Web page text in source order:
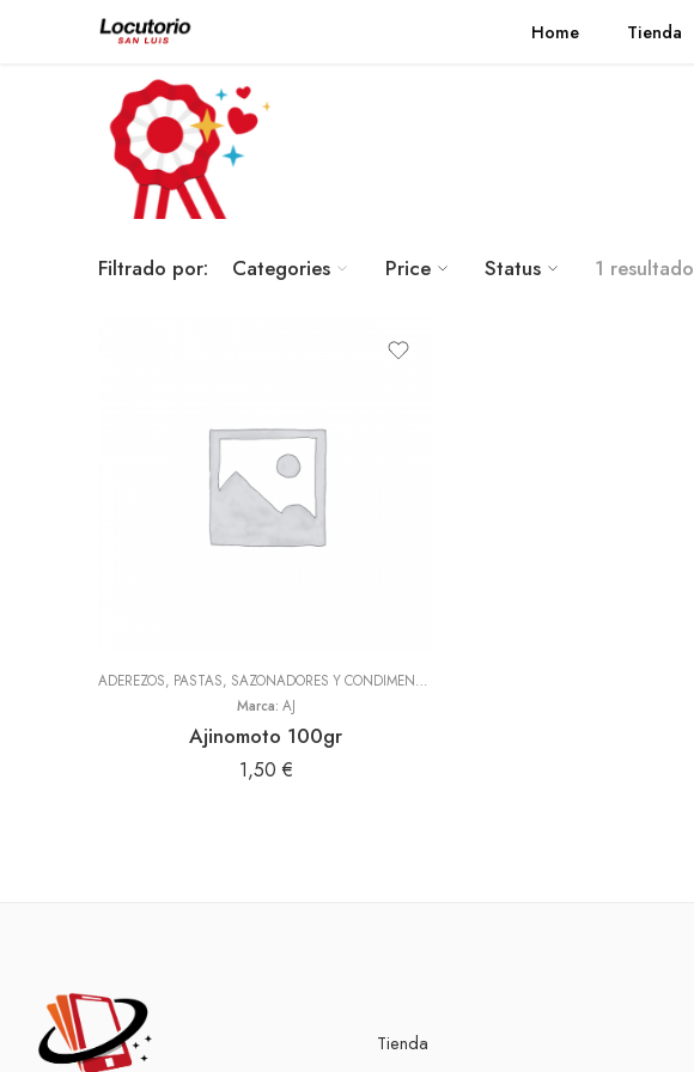
Home Tienda
Filtrado por: Categories Price Status 1 resultado
ADEREZOS, PASTAS, SAZONADORES Y CONDIMENTOS
Marca: AJ
Ajinomoto 100gr
1,50 €
Tienda